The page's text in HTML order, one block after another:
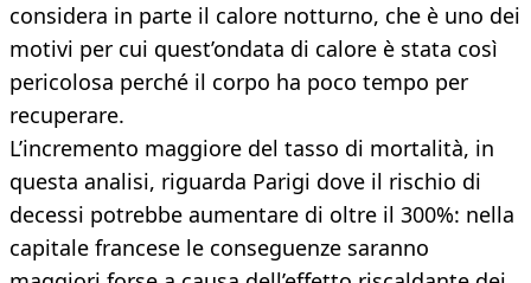
considera in parte il calore notturno, che è uno dei
motivi per cui quest’ondata di calore è stata così
pericolosa perché il corpo ha poco tempo per
recuperare.
L’incremento maggiore del tasso di mortalità, in
questa analisi, riguarda Parigi dove il rischio di
decessi potrebbe aumentare di oltre il 300%: nella
capitale francese le conseguenze saranno